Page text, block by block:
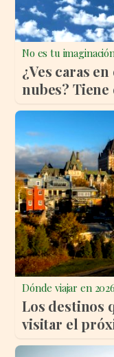
No es tu
¿Ves caras
nubes?
Dónde viajar en
Los destinos
visitar el